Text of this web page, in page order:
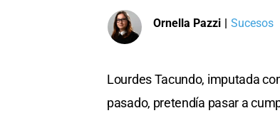
Ornella Pazzi | Sucesos
Lourdes Tacundo, imputada
pasado, pretendía pasar a